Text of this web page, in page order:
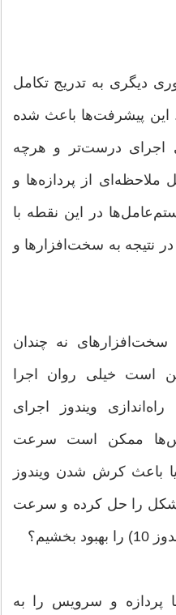
دیگری به تدریج تکامل
این پیشرفت‌ها باعث شده
اجرای درست‌تر و هرچه
ملاحظه‌ای از پردازه‌ها و
در این نقطه با
نتیجه به سخت‌افزارها و
سخت‌افزارهای نه چندان
است خیلی روان اجرا
ویندوز اجرای
ممکن است سرعت
باعث کرش شدن ویندوز
را حل کرده و سرعت
پردازه و سرویس را به